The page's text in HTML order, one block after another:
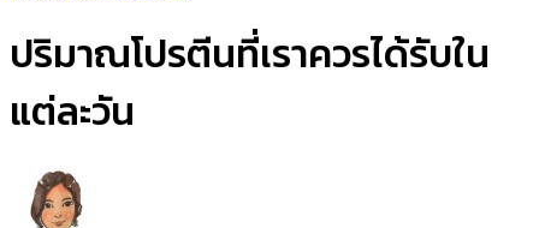
ปริมาณโปรตีนที่เราควรได้รับใน
แต่ละวัน